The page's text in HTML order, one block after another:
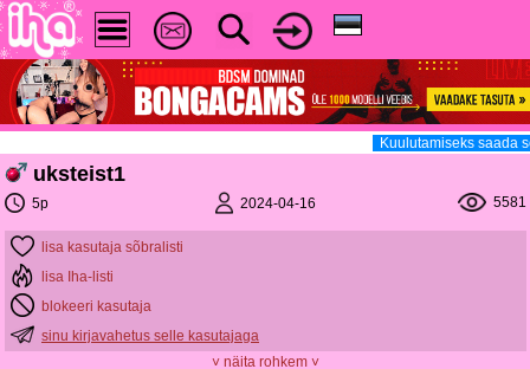
Kuulutamiseks saada
uksteist1
5p 2024-04-16 5581
lisa kasutaja sõbralisti
lisa Iha-listi
blokeeri kasutaja
sinu kirjavahetus selle kasutajaga
˅ näita rohkem ˅